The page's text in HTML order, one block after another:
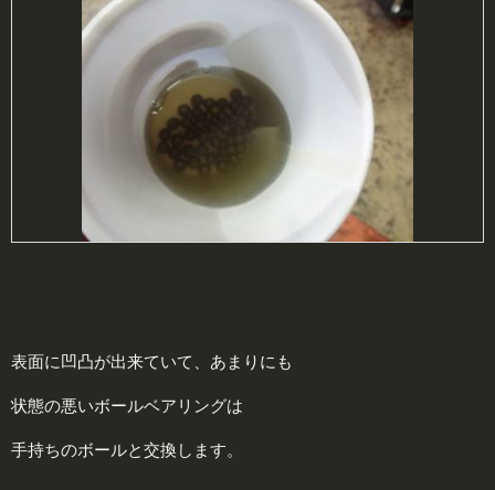
表面に凹凸が出来ていて、あまりにも
状態の悪いボールベアリングは
手持ちのボールと交換します。